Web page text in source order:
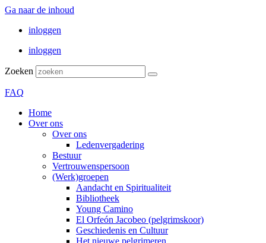
Ga naar de inhoud
inloggen
inloggen
Zoeken
FAQ
Home
Over ons
Over ons
Ledenvergadering
Bestuur
Vertrouwenspersoon
(Werk)groepen
Aandacht en Spiritualiteit
Bibliotheek
Young Camino
El Orfeón Jacobeo (pelgrimskoor)
Geschiedenis en Cultuur
Het nieuwe pelgrimeren